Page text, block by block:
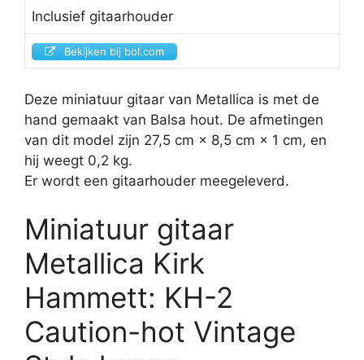
Inclusief gitaarhouder
Bekijken bij bol.com
Deze miniatuur gitaar van Metallica is met de
hand gemaakt van Balsa hout. De afmetingen
van dit model zijn 27,5 cm × 8,5 cm × 1 cm, en
hij weegt 0,2 kg.
Er wordt een gitaarhouder meegeleverd.
Miniatuur gitaar
Metallica Kirk
Hammett: KH-2
Caution-hot Vintage